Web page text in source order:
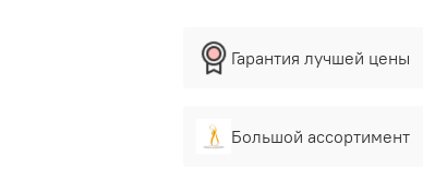
Гарантия лучшей цены
Большой ассортимент